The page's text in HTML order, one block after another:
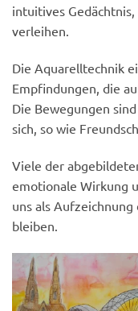
intuitives
verleihen.
Die Aquarelltechnik
Empfindungen, die
Die Bewegungen
sich, so wie
Viele der
emotionale Wirkung
uns als
bleiben.